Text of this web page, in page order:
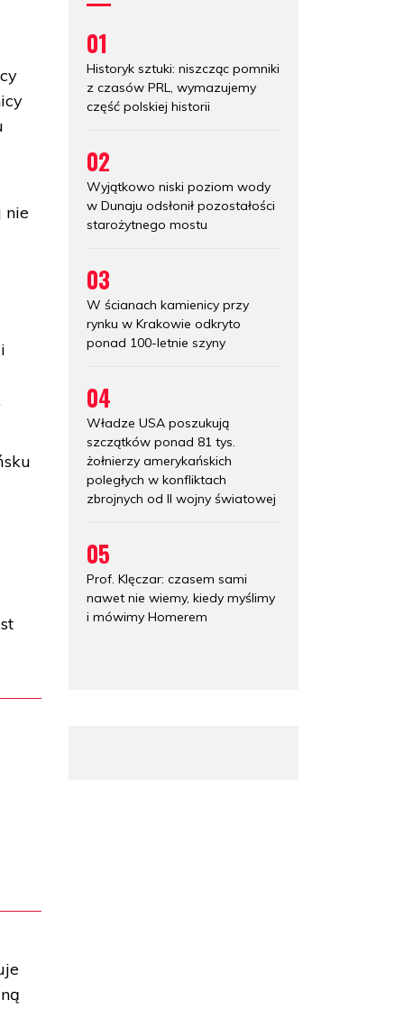
nie
01
Historyk sztuki: niszcząc pomniki
z czasów PRL, wymazujemy
część polskiej historii
02
Wyjątkowo niski poziom wody
w Dunaju odsłonił pozostałości
starożytnego mostu
03
W ścianach kamienicy przy
rynku w Krakowie odkryto
ponad 100-letnie szyny
04
Władze USA poszukują
szczątków ponad 81 tys.
żołnierzy amerykańskich
poległych w konfliktach
zbrojnych od II wojny światowej
05
Prof. Klęczar: czasem sami
nawet nie wiemy, kiedy myślimy
i mówimy Homerem